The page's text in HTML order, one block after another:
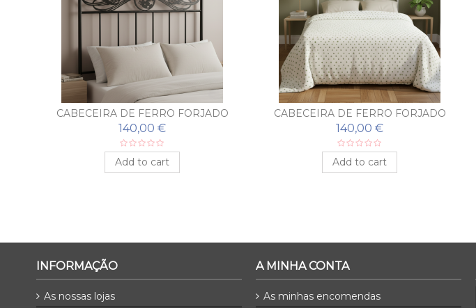
CABECEIRA DE FERRO FORJADO
LUNA Y ESTRELLAS
140,00 €
Add to cart
CABECEIRA DE FERRO FORJADO
TERRA
140,00 €
Add to cart
INFORMAÇÃO
As nossas lojas
A MINHA CONTA
As minhas encomendas